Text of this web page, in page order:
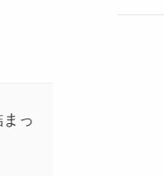
っ